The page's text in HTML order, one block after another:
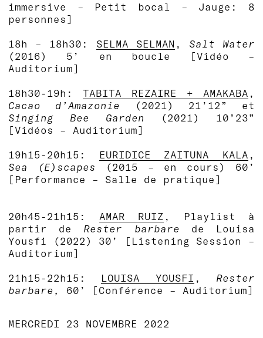
immersive – Petit bocal – Jauge: 8
personnes]
18h – 18h30: SELMA SELMAN ,
Salt Water
(2016) 5’ en boucle [Vidéo –
Auditorium]
18h30-19h: TABITA REZAIRE + AMAKABA ,
Cacao d’Amazonie (2021) 21’12” et
Singing Bee Garden (2021)
10’23”
[Vidéos – Auditorium]
19h15-20h15: EURIDICE ZAITUNA KALA ,
Sea (E)scapes (2015 – en cours) 60’
[Performance – Salle de pratique]
20h45-21h15: AMAR RUIZ , Playlist à
partir de Rester barbare de Louisa
Yousfi
(2022)
30’ [Listening Session –
Auditorium]
21h15-22h15: LOUISA YOUSFI , Rester
barbare, 60’ [Conférence – Auditorium]
MERCREDI 23 NOVEMBRE 2022